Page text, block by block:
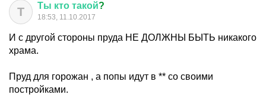
Т Ты кто такой?
18:53, 11.10.2017
И с другой стороны пруда НЕ ДОЛЖНЫ БЫТЬ никакого
храма.
Пруд для горожан , а попы идут в ** со своими
постройками.